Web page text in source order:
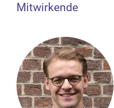
Mitwirkende